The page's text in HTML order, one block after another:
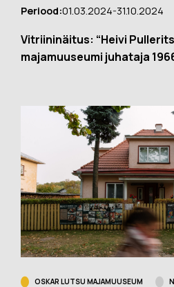
Periood:01.03.2024-31.10.2024
Vitriininäitus: “Heivi
majamuuseumi juhataja
OSKAR LUTSU MAJAMUUSEUM